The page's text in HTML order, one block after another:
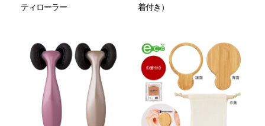
ティローラー
着付き）